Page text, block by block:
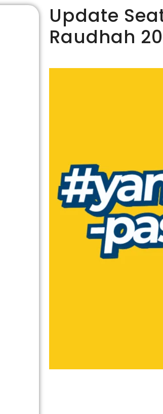
Update
Raudhah